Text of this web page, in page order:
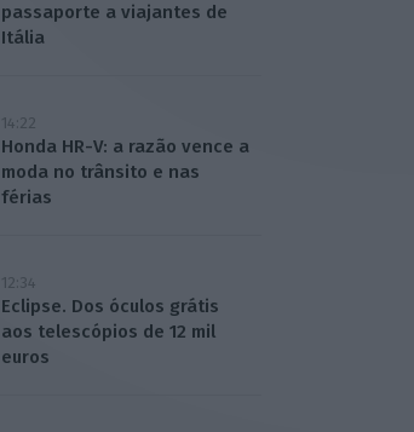
passaporte a viajantes de
Itália
14:22
Honda HR-V: a razão vence a
moda no trânsito e nas
férias
12:34
Eclipse. Dos óculos grátis
aos telescópios de 12 mil
euros